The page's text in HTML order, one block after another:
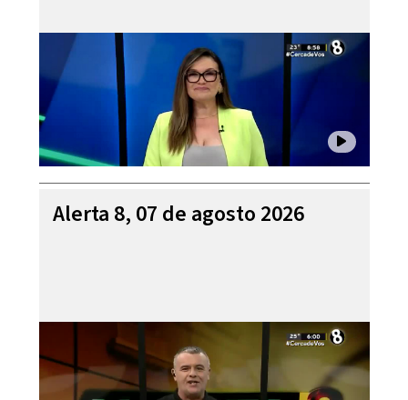
Alerta 8, 07 de agosto 2026